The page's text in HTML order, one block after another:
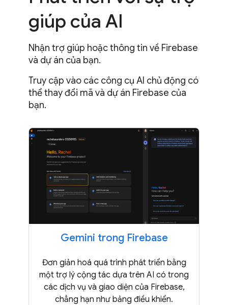
giúp của AI
Nhận trợ giúp hoặc thông tin về Firebase
và dự án của bạn.
Truy cập vào các công cụ AI chủ động có
thể thay đổi mã và dự án Firebase của
bạn.
Gemini trong Firebase
Đơn giản hoá quá trình phát triển bằng
một trợ lý cộng tác dựa trên AI có trong
các dịch vụ và giao diện của Firebase,
chẳng hạn như bảng điều khiển.